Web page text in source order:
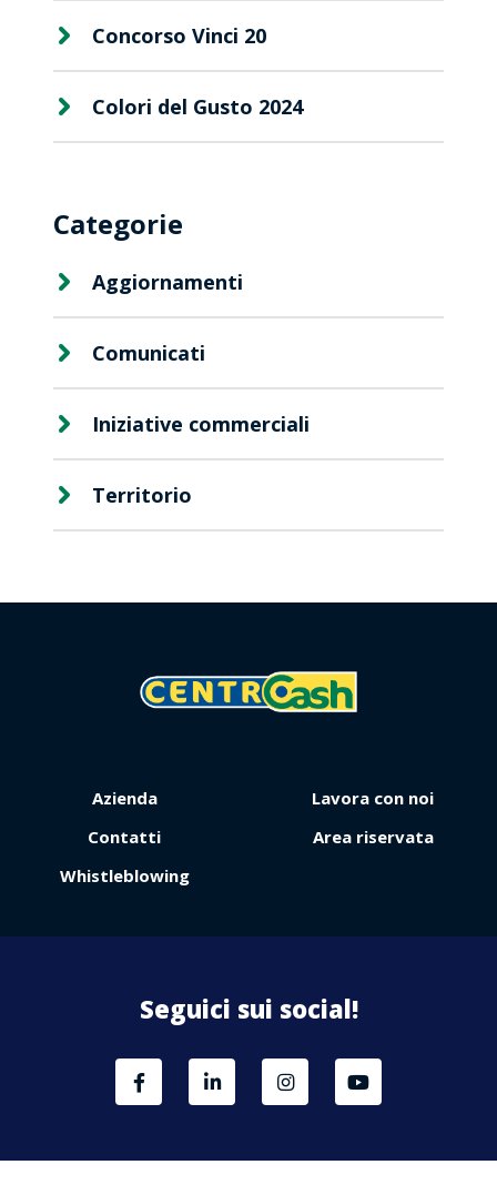
Area
Concorso Vinci 20
Colori del Gusto 2024
Categorie
Aggiornamenti
Comunicati
Iniziative commerciali
Territorio
Azienda
Lavora con noi
Contatti
Area riservata
Whistleblowing
Seguici sui social!